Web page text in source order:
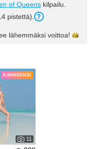
of Queens kilpailu.
pistettä).
lähemmäksi voittoa!
ILMAISEKSI
11